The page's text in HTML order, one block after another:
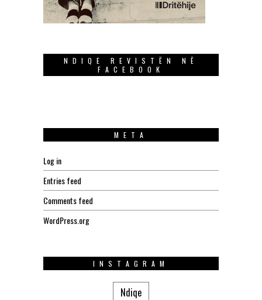
NDIQE REVISTËN NË
FACEBOOK
META
Log in
Entries feed
Comments feed
WordPress.org
INSTAGRAM
Ndiqe